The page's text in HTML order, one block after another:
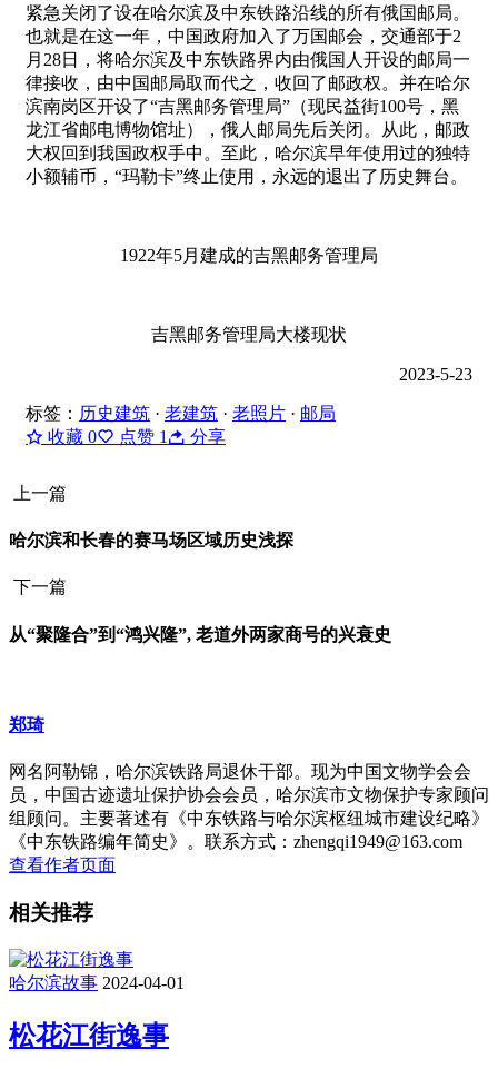
紧急关闭了设在哈尔滨及中东铁路沿线的所有俄国邮局。
也就是在这一年，中国政府加入了万国邮会，交通部于2
月28日，将哈尔滨及中东铁路界内由俄国人开设的邮局一
律接收，由中国邮局取而代之，收回了邮政权。并在哈尔
滨南岗区开设了“吉黑邮务管理局”（现民益街100号，黑
龙江省邮电博物馆址），俄人邮局先后关闭。从此，邮政
大权回到我国政权手中。至此，哈尔滨早年使用过的独特
小额辅币，“玛勒卡”终止使用，永远的退出了历史舞台。
1922年5月建成的吉黑邮务管理局
吉黑邮务管理局大楼现状
2023-5-23
标签： 历史建筑 · 老建筑 · 老照片 · 邮局
收藏 0 点赞 1 分享
上一篇
哈尔滨和长春的赛马场区域历史浅探
下一篇
从“聚隆合”到“鸿兴隆”, 老道外两家商号的兴衰史
郑琦
网名阿勒锦，哈尔滨铁路局退休干部。现为中国文物学会会
员，中国古迹遗址保护协会会员，哈尔滨市文物保护专家顾问
组顾问。主要著述有《中东铁路与哈尔滨枢纽城市建设纪略》
《中东铁路编年简史》。联系方式：zhengqi1949@163.com
查看作者页面
相关推荐
哈尔滨故事 2024-04-01
松花江街逸事